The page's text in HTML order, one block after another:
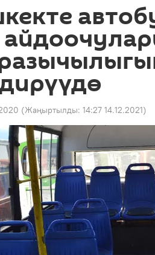
(Жаңыртылды: 14:27 14.12.2021)